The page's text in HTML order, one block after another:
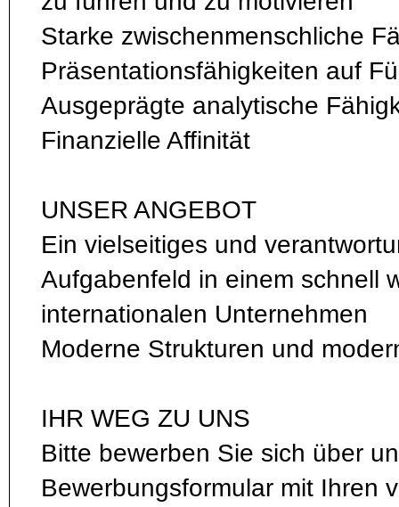
Starke zwischenmenschliche
Präsentationsfähigkeiten auf
Ausgeprägte analytische
Finanzielle Affinität
UNSER ANGEBOT
Ein vielseitiges und
Aufgabenfeld in einem schnell
internationalen Unternehmen
Moderne Strukturen und
IHR WEG ZU UNS
Bitte bewerben Sie sich über
Bewerbungsformular mit Ihren